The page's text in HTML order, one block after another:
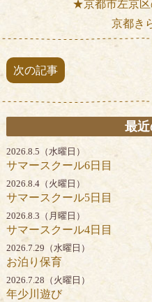
★京都市左京
京都き
次の記事
最
2026.8.5（水曜日）
サマースクール6日目
2026.8.4（火曜日）
サマースクール5日目
2026.8.3（月曜日）
サマースクール4日目
2026.7.29（水曜日）
お泊り保育
2026.7.28（火曜日）
年少川遊び